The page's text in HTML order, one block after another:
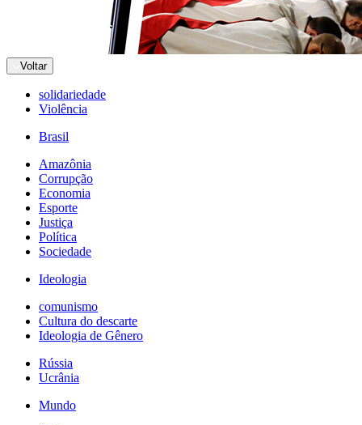
Voltar
solidariedade
Violência
Brasil
Amazônia
Corrupção
Economia
Esporte
Justiça
Política
Sociedade
Ideologia
comunismo
Cultura do descarte
Ideologia de Gênero
Rússia
Ucrânia
Mundo